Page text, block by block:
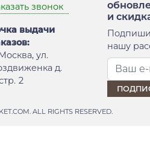
звонок
выдачи
ул.
д.
2
и
нашу
ALL RIGHTS RESERVED.